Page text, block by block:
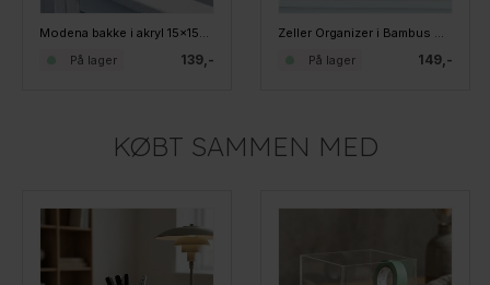
Modena bakke i akryl 15x15x4cm, kvadratisk - Small
139,-
På lager
Zeller Organizer i Bambus med 12 rum, Hamborg
149,-
På lager
KØBT SAMMEN MED